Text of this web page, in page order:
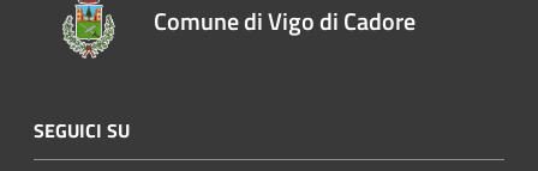
Comune di Vigo di Cadore
SEGUICI SU